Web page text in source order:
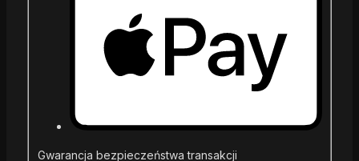
Gwarancja bezpieczeństwa transakcji